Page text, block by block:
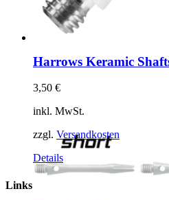
Harrows Keramic
3,50 €
inkl. MwSt.
zzgl. Versandkosten
Dieses
Produkt
Details
Links